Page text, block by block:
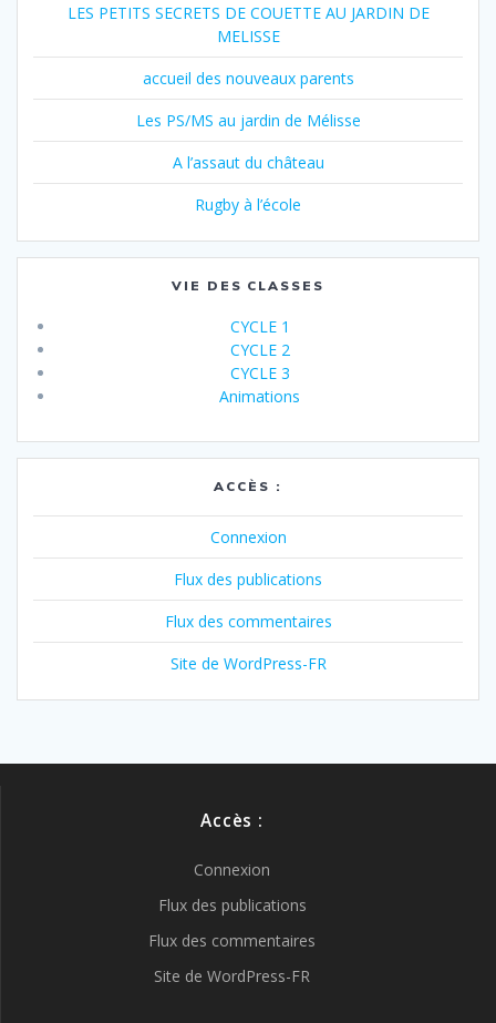
LES PETITS SECRETS DE COUETTE AU JARDIN DE
MELISSE
accueil des nouveaux parents
Les PS/MS au jardin de Mélisse
A l’assaut du château
Rugby à l’école
VIE DES CLASSES
CYCLE 1
CYCLE 2
CYCLE 3
Animations
ACCÈS :
Connexion
Flux des publications
Flux des commentaires
Site de WordPress-FR
Accès :
Connexion
Flux des publications
Flux des commentaires
Site de WordPress-FR